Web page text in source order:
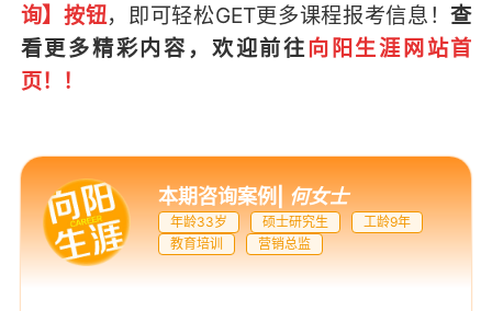
询】按钮，即可轻松GET更多课程报考信息 ！查
看更多精彩内容，欢迎前往 向阳生涯网站首
页！！
本期咨询案例|何女士
年龄33岁 硕士研究生
工龄9年
教育培训
营销总监